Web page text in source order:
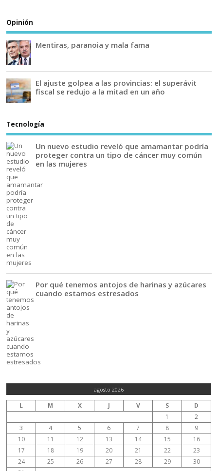
Opinión
Mentiras, paranoia y mala fama
El ajuste golpea a las provincias: el superávit
fiscal se redujo a la mitad en un año
Tecnología
Un nuevo estudio reveló que amamantar podría
proteger contra un tipo de cáncer muy común
en las mujeres
Por qué tenemos antojos de harinas y azúcares
cuando estamos estresados
agosto 2026
L M X J V S
D
1
2
3
4 5 6 7 8
9
10
11 12 13 14 15
16
17
18 19 20 21 22
23
24
25 26 27 28 29
30